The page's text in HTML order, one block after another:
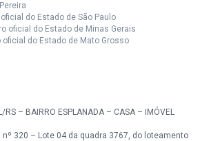
do Estado de São Paulo
oficial do Estado de Minas Gerais
oficial do Estado de Mato Grosso
RS – BAIRRO ESPLANADA – CASA – IMÓVEL
nº 320 – Lote 04 da quadra 3767, do loteamento